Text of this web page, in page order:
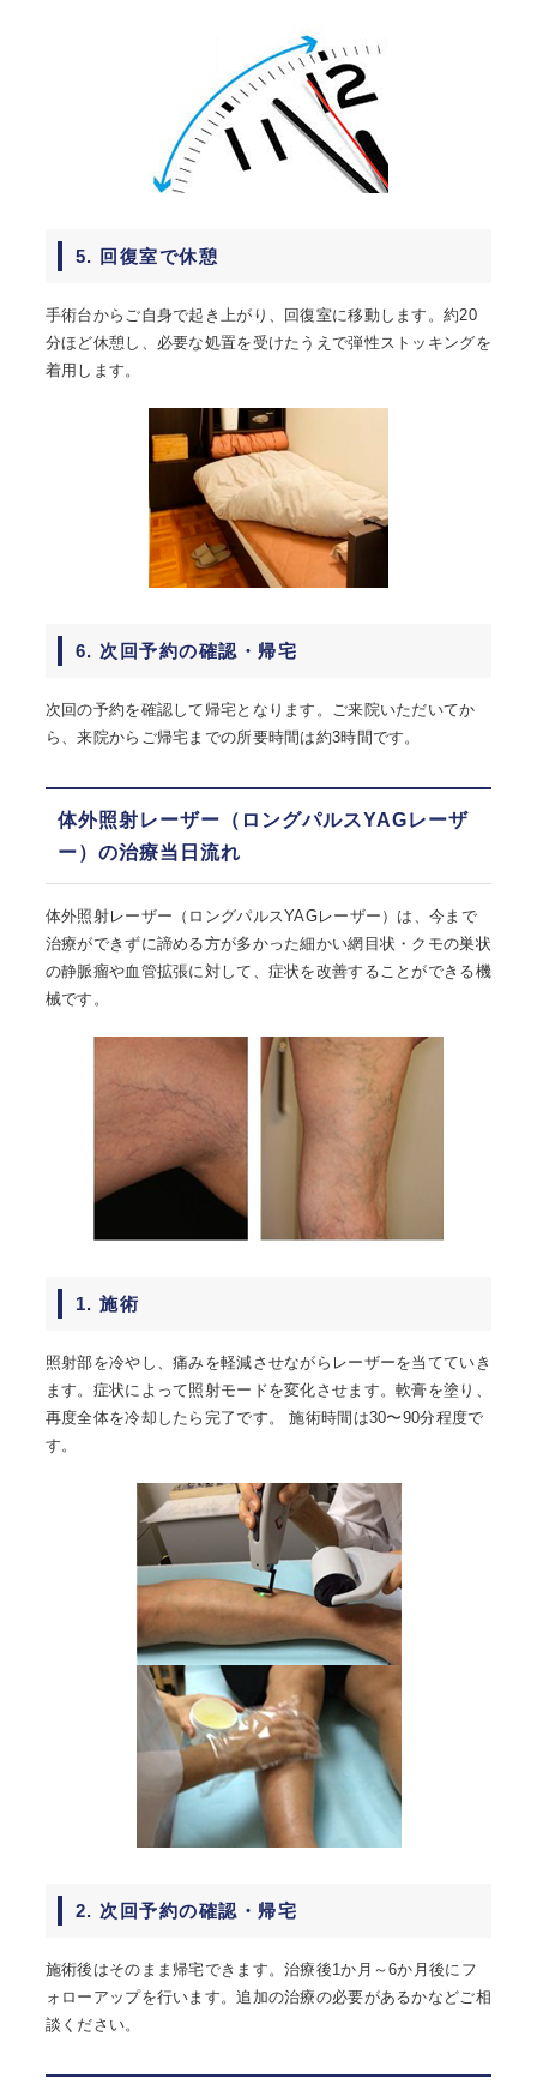
5. 回復室で休憩
手術台からご自身で起き上がり、回復室に移動します。約20
分ほど休憩し、必要な処置を受けたうえで弾性ストッキングを
着用します。
6. 次回予約の確認・帰宅
次回の予約を確認して帰宅となります。ご来院いただいてか
ら、来院からご帰宅までの所要時間は約3時間です。
体外照射レーザー（ロングパルスYAGレーザ
ー）の治療当日流れ
体外照射レーザー（ロングパルスYAGレーザー）は、今まで
治療ができずに諦める方が多かった細かい網目状・クモの巣状
の静脈瘤や血管拡張に対して、症状を改善することができる機
械です。
1. 施術
照射部を冷やし、痛みを軽減させながらレーザーを当てていき
ます。症状によって照射モードを変化させます。軟膏を塗り、
再度全体を冷却したら完了です。 施術時間は30〜90分程度で
す。
2. 次回予約の確認・帰宅
施術後はそのまま帰宅できます。治療後1か月～6か月後にフ
ォローアップを行います。追加の治療の必要があるかなどご相
談ください。